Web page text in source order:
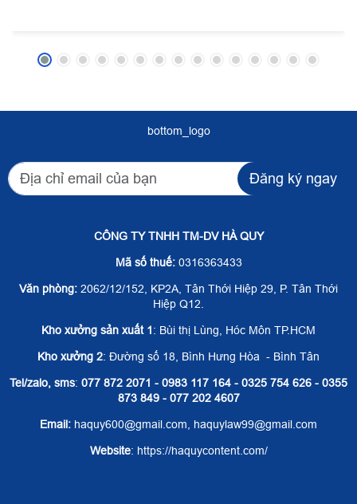
bottom_logo
Đăng ký ngay
CÔNG TY TNHH TM-DV HÀ QUY
Mã số thuế:0316363433
Văn phòng: 2062/12/152, KP2A, Tân Thới Hiệp 29, P. Tân Thới
Hiệp Q12.
Kho xưởng sản xuất 1: Bùi thị Lùng, Hóc Môn TP.HCM
Kho xưởng 2: Đường số 18, Bình Hưng Hòa - Bình Tân
Tel/zalo, sms: 077 872 2071 - 0983 117 164 - 0325 754 626 - 0355
873 849 - 077 202 4607
Email: haquy600@gmail.com, haquylaw99@gmail.com
Website: https://haquycontent.com/